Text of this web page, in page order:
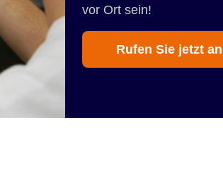
vor Ort sein!
Rufen Sie jetzt an